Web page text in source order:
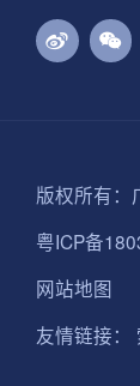
版权所有：
粤ICP备
网站地图
友情链接：